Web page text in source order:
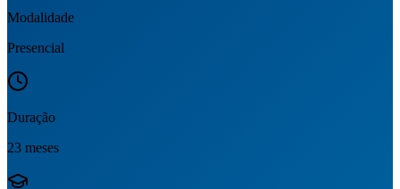
Modalidade
Presencial
Duração
23 meses